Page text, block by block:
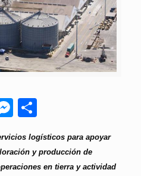
Messenger
logísticos para apoyar
y producción de
en tierra y actividad